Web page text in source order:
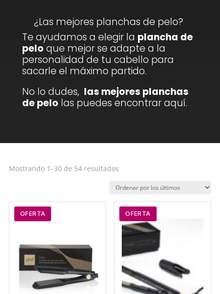
¿Las mejores planchas de pelo?
Te ayudamos a elegir la plancha de
pelo que mejor se adapte a la
personalidad de tu cabello para
sacarle el máximo partido.
No lo dudes, las mejores planchas
de pelo las puedes encontrar aquí.
Mostrando 1–30 de 54 resultadosOrdenado
los
últimos
OFERTA OFERTA